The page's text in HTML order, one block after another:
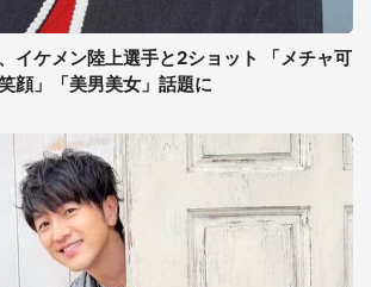
イケメン陸上選手と2ショット 「メチャ可
顔」「美男美女」話題に